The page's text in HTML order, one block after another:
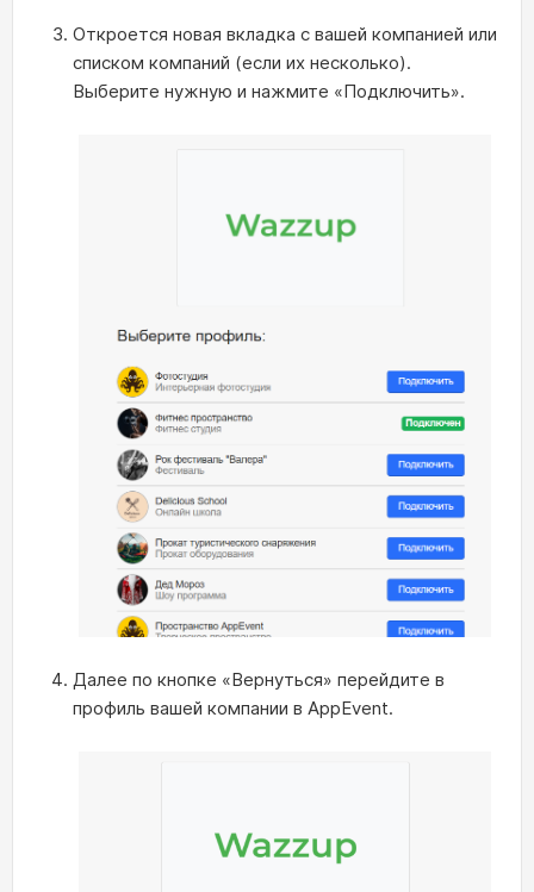
Откроется новая вкладка с вашей компанией или
списком компаний (если их несколько).
Выберите нужную и нажмите «Подключить».
Далее по кнопке «Вернуться» перейдите в
профиль вашей компании в AppEvent.